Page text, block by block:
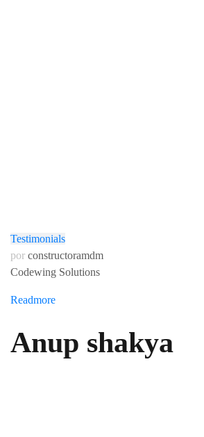
Testimonials
por constructoramdm
Codewing Solutions
Readmore
Anup shakya